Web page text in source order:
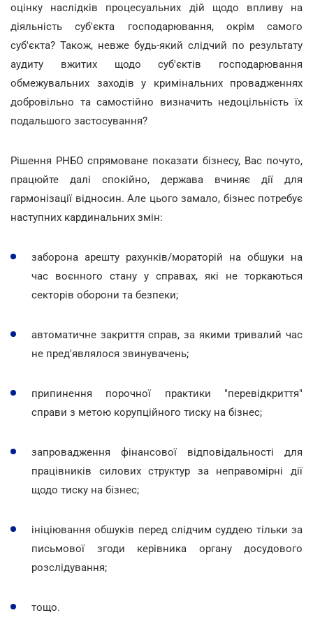
оцінку наслідків процесуальних дій щодо впливу на
діяльність суб'єкта господарювання, окрім самого
суб'єкта? Також, невже будь-який слідчий по результату
аудиту вжитих щодо суб'єктів господарювання
обмежувальних заходів у кримінальних провадженнях
добровільно та самостійно визначить недоцільність їх
подальшого застосування?
Рішення РНБО спрямоване показати бізнесу, Вас почуто,
працюйте далі спокійно, держава вчиняє дії для
гармонізації відносин. Але цього замало, бізнес потребує
наступних кардинальних змін:
заборона арешту рахунків/мораторій на обшуки на
час воєнного стану у справах, які не торкаються
секторів оборони та безпеки;
автоматичне закриття справ, за якими тривалий час
не пред'являлося звинувачень;
припинення порочної практики "перевідкриття"
справи з метою корупційного тиску на бізнес;
запровадження фінансової відповідальності для
працівників силових структур за неправомірні дії
щодо тиску на бізнес;
ініціювання обшуків перед слідчим суддею тільки за
письмової згоди керівника органу досудового
розслідування;
тощо.